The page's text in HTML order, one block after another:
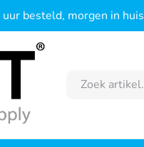
besteld, morgen in huis